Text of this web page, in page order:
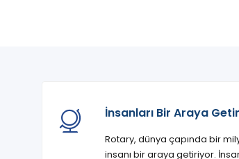
İnsanları Bir Araya
Rotary, dünya çapında bir
insanı bir araya getiriyor.